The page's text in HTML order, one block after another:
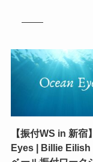
【振付WS in 新宿
Eyes | Billie Eilish